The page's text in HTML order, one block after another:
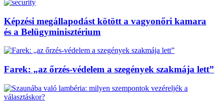
Képzési megállapodást kötött a vagyonőri kamara
és a Belügyminisztérium
Farek: „az őrzés-védelem a szegények szakmája lett”